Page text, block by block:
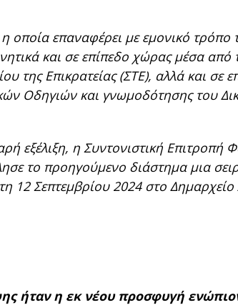
οποία επαναφέρει με εμονικό
και σε επίπεδο χώρας μέσα
της Επικρατείας (ΣΤΕ), αλλά και σε
Οδηγιών και γνωμοδότησης του
εξέλιξη, η Συντονιστική Επιτροπή
το προηγούμενο διάστημα μια
12 Σεπτεμβρίου 2024 στο Δημαρχείο
ήταν η εκ νέου προσφυγή